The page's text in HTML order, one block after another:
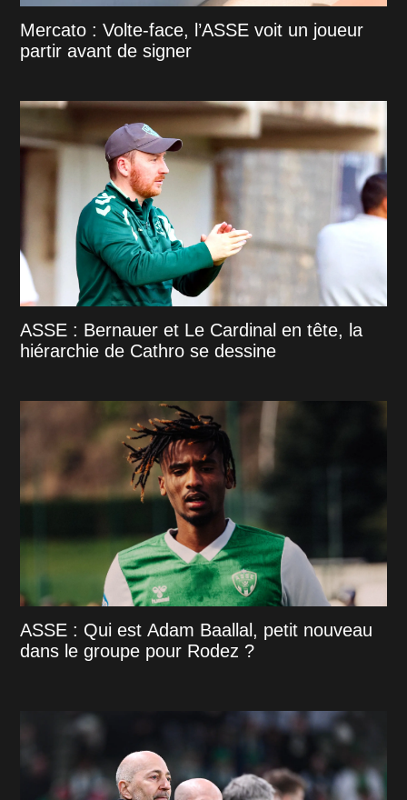
Mercato : Volte-face, l’ASSE voit un joueur
partir avant de signer
ASSE : Bernauer et Le Cardinal en tête, la
hiérarchie de Cathro se dessine
ASSE : Qui est Adam Baallal, petit nouveau
dans le groupe pour Rodez ?